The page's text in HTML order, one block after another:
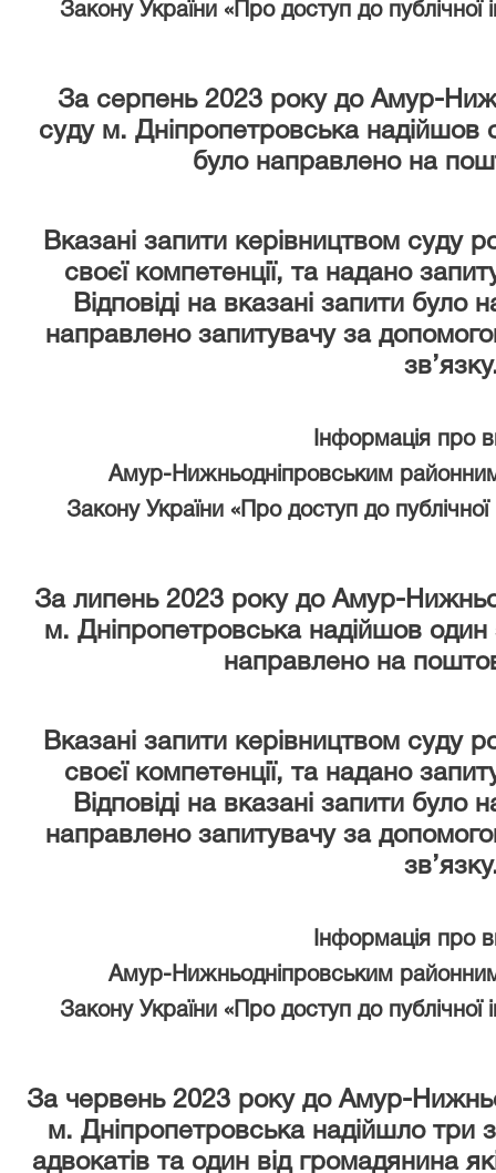
Закону України «Про доступ до публічної
За серпень 2023 року до Амур-
суду м. Дніпропетровська надійшов
було направлено на
Вказані запити керівництвом суду
своєї компетенції, та надано
Відповіді на вказані запити
направлено запитувачу за
Інформація про
Амур-Нижньодніпровським
Закону України «Про доступ до
За липень 2023 року до Амур-
м. Дніпропетровська надійшов один
направлено на
Вказані запити керівництвом суду
своєї компетенції, та надано
Відповіді на вказані запити
направлено запитувачу за
Інформація про
Амур-Нижньодніпровським
Закону України «Про доступ до публічної
За червень 2023 року до Амур-
м. Дніпропетровська надійшло три
адвокатів та один від громадянина